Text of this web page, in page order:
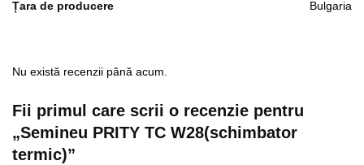
Țara de producere Bulgaria
Nu există recenzii până acum.
Fii primul care scrii o recenzie pentru
„Semineu PRITY TC W28(schimbator
termic)”